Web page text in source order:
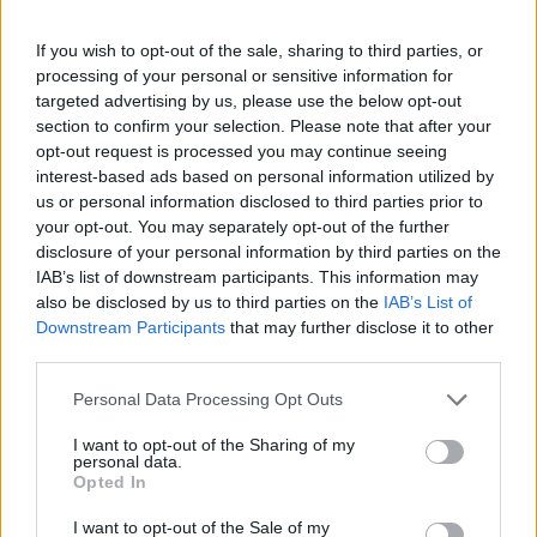
If you wish to opt-out of the sale, sharing to third parties, or
processing of your personal or sensitive information for
targeted advertising by us, please use the below opt-out
section to confirm your selection. Please note that after your
opt-out request is processed you may continue seeing
interest-based ads based on personal information utilized by
us or personal information disclosed to third parties prior to
your opt-out. You may separately opt-out of the further
disclosure of your personal information by third parties on the
IAB’s list of downstream participants. This information may
also be disclosed by us to third parties on the IAB’s List of
Downstream Participants that may further disclose it to other
Please note that this website/app uses one or more Google
not limited to your visit or usage behaviour. You may click to
grant or deny consent to Google and its third-party tags to
use your data for below specified purposes in below Google
consent section.
Personal Data Processing Opt Outs
I want to opt-out of the Sharing of my
personal data.
Opted In
I want to opt-out of the Sale of my
Σημειώνεται πως σύμφωνα με πρόσφατες
δηλώσεις του υπουργού αυτή την περίοδο
πραγματοποιούνται έλεγχοι σε τουλάχιστον επτά
πολυεθνικές.
Ακολουθήστε τοinsider.gr στο Google News και μάθετε
πρώτοι όλες τιςειδήσειςαπό την Ελλάδα και τον κόσμο.